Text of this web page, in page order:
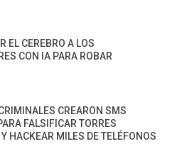
EL CEREBRO A LOS
CON IA PARA ROBAR
CREARON SMS
FALSIFICAR TORRES
HACKEAR MILES DE TELÉFONOS